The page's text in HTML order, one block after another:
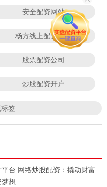
安全配资网站
杨方线上配资股票
股票配资公司
炒股配资开户
签
台 网络炒股配资：撬动财富
想